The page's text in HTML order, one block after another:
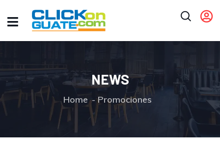
NEWS
Home Promociones